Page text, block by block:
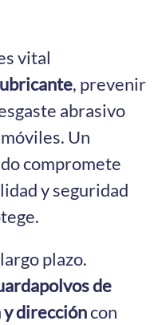
vital
, prevenir
abrasivo
Un
compromete
y seguridad
plazo.
de
direccióncon